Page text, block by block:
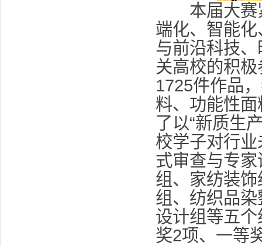
本届大赛紧
端化、智能
与前沿科技
关高校的积
1725件作品
料、功能性
了以“新质生
校学子对行
式审查与专
组、家纺装
组、纺织品
设计组等五
奖2项、一等